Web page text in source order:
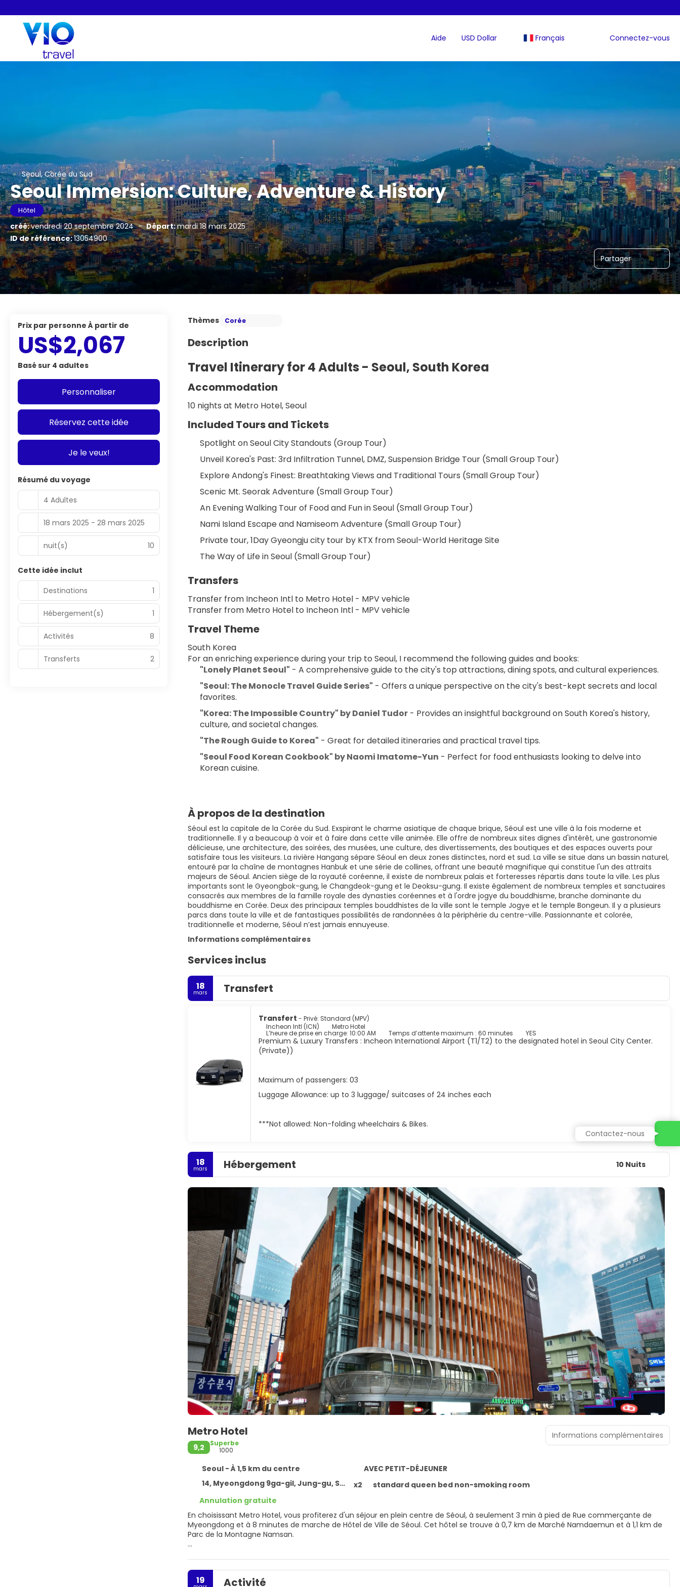
Aide USD Dollar Français Connectez-vous
Seoul, Corée du Sud
Seoul Immersion: Culture, Adventure & History
Hôtel
créé:vendredi 20 septembre 2024 - Départ:mardi 18 mars 2025
ID de référence:13054900
Partager
Thèmes Corée
Description
Travel Itinerary for 4 Adults - Seoul, South Korea
Accommodation
10 nights at Metro Hotel, Seoul
Included Tours and Tickets
Spotlight on Seoul City Standouts (Group Tour)
Unveil Korea's Past: 3rd Infiltration Tunnel, DMZ, Suspension Bridge Tour (Small Group Tour)
Explore Andong's Finest: Breathtaking Views and Traditional Tours (Small Group Tour)
Scenic Mt. Seorak Adventure (Small Group Tour)
An Evening Walking Tour of Food and Fun in Seoul (Small Group Tour)
Nami Island Escape and Namiseom Adventure (Small Group Tour)
Private tour, 1Day Gyeongju city tour by KTX from Seoul-World Heritage Site
The Way of Life in Seoul (Small Group Tour)
Transfers
Transfer from Incheon Intl to Metro Hotel - MPV vehicle
Transfer from Metro Hotel to Incheon Intl - MPV vehicle
Travel Theme
South Korea
For an enriching experience during your trip to Seoul, I recommend the following guides and books:
"Lonely Planet Seoul" - A comprehensive guide to the city's top attractions, dining spots, and cultural experiences.
"Seoul: The Monocle Travel Guide Series" - Offers a unique perspective on the city's best-kept secrets and local
favorites.
"Korea: The Impossible Country" by Daniel Tudor - Provides an insightful background on South Korea's history,
culture, and societal changes.
"The Rough Guide to Korea" - Great for detailed itineraries and practical travel tips.
"Seoul Food Korean Cookbook" by Naomi Imatome-Yun - Perfect for food enthusiasts looking to delve into
Korean cuisine.
À propos de la destination
Séoul est la capitale de la Corée du Sud. Exspirant le charme asiatique de chaque brique, Séoul est une ville à la fois moderne et
traditionnelle. Il y a beaucoup à voir et à faire dans cette ville animée. Elle offre de nombreux sites dignes d'intérêt, une gastronomie
délicieuse, une architecture, des soirées, des musées, une culture, des divertissements, des boutiques et des espaces ouverts pour
satisfaire tous les visiteurs. La rivière Hangang sépare Séoul en deux zones distinctes, nord et sud. La ville se situe dans un bassin naturel,
entouré par la chaîne de montagnes Hanbuk et une série de collines, offrant une beauté magnifique qui constitue l'un des attraits
majeurs de Séoul. Ancien siège de la royauté coréenne, il existe de nombreux palais et forteresses répartis dans toute la ville. Les plus
importants sont le Gyeongbok-gung, le Changdeok-gung et le Deoksu-gung. Il existe également de nombreux temples et sanctuaires
consacrés aux membres de la famille royale des dynasties coréennes et à l'ordre jogye du bouddhisme, branche dominante du
bouddhisme en Corée. Deux des principaux temples bouddhistes de la ville sont le temple Jogye et le temple Bongeun. Il y a plusieurs
parcs dans toute la ville et de fantastiques possibilités de randonnées à la périphérie du centre-ville. Passionnante et colorée,
traditionnelle et moderne, Séoul n’est jamais ennuyeuse.
Informations complémentaires
Services inclus
18
mars Transfert
Transfert - Privé: Standard (MPV)
Incheon Intl (ICN)
Metro Hotel
L’heure de prise en charge: 10:00 AM Temps d’attente maximum : 60 minutes YES
Premium & Luxury Transfers : Incheon International Airport (T1/T2) to the designated hotel in Seoul City Center.
(Private))
Maximum of passengers: 03
Luggage Allowance: up to 3 luggage/ suitcases of 24 inches each
***Not allowed: Non-folding wheelchairs & Bikes.
18
mars Hébergement 10 Nuits
We love it
Metro Hotel
9,2
Superbe
1000
Seoul - À 1,5 km du centre
AVEC PETIT-DÉJEUNER
14, Myeongdong 9ga-gil, Jung-gu, Seoul 04534
x2
standard queen bed non-smoking room
Annulation gratuite
En choisissant Metro Hotel, vous profiterez d'un séjour en plein centre de Séoul, à seulement 3 min à pied de Rue commerçante de
Myeongdong et à 8 minutes de marche de Hôtel de Ville de Séoul. Cet hôtel se trouve à 0,7 km de Marché Namdaemun et à 1,1 km de
Parc de la Montagne Namsan.
conciergerie.
Informations complémentaires
19 Activité
prix par personne À partir de
US$2,067
Basé sur 4 adultes
Personnaliser
Réservez cette idée
Je le veux!
Résumé du voyage
4 Adultes
18 mars 2025 - 28 mars 2025
nuit(s) 10
Cette idée inclut
Destinations
1
Hébergement(s) 1
Activités 8
Transferts 2